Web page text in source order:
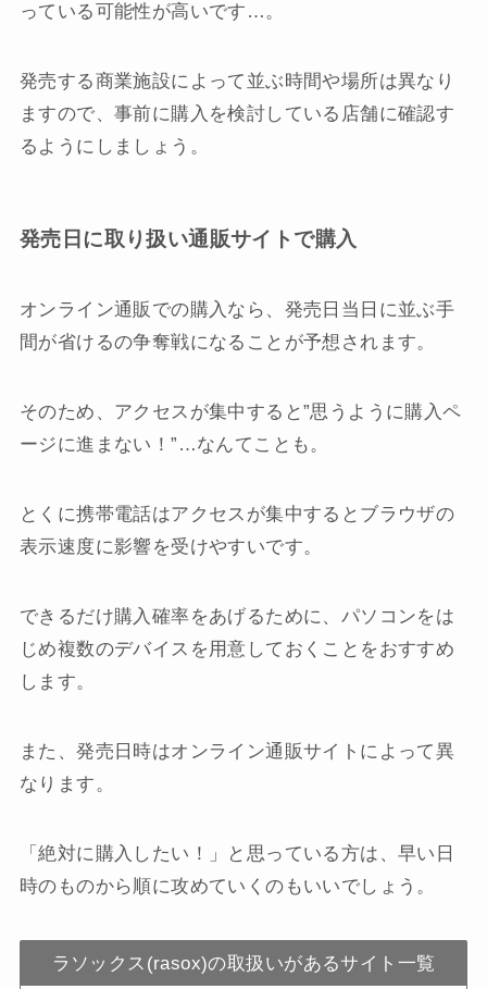
っている可能性が高いです…。
発売する商業施設によって並ぶ時間や場所は異なり
ますので、事前に購入を検討している店舗に確認す
るようにしましょう。
発売日に取り扱い通販サイトで購入
オンライン通販での購入なら、発売日当日に並ぶ手
間が省けるの争奪戦になることが予想されます。
そのため、アクセスが集中すると”思うように購入ペ
ージに進まない！”…なんてことも。
とくに携帯電話はアクセスが集中するとブラウザの
表示速度に影響を受けやすいです。
できるだけ購入確率をあげるために、パソコンをは
じめ複数のデバイスを用意しておくことをおすすめ
します。
また、発売日時はオンライン通販サイトによって異
なります。
「絶対に購入したい！」と思っている方は、早い日
時のものから順に攻めていくのもいいでしょう。
ラソックス(rasox)の取扱いがあるサイト一覧